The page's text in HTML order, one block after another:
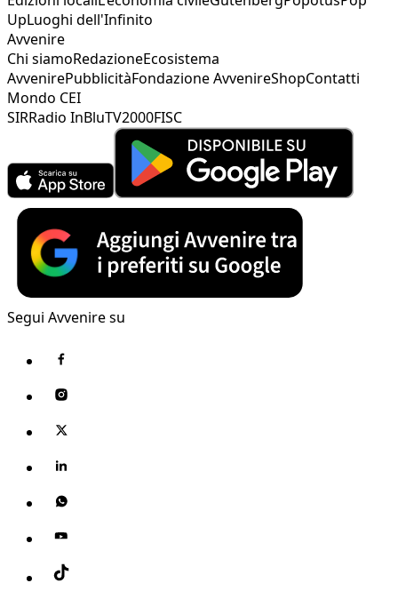
UpLuoghi dell'Infinito
Avvenire
Chi siamoRedazioneEcosistema
AvvenirePubblicitàFondazione AvvenireShopContatti
Mondo CEI
SIRRadio InBluTV2000FISC
Segui Avvenire su